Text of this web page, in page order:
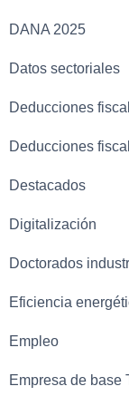
DANA 2025
Datos sectoriales
Deducciones
Deducciones
Destacados
Digitalización
Doctorados
Eficiencia
Empleo
Empresa de base